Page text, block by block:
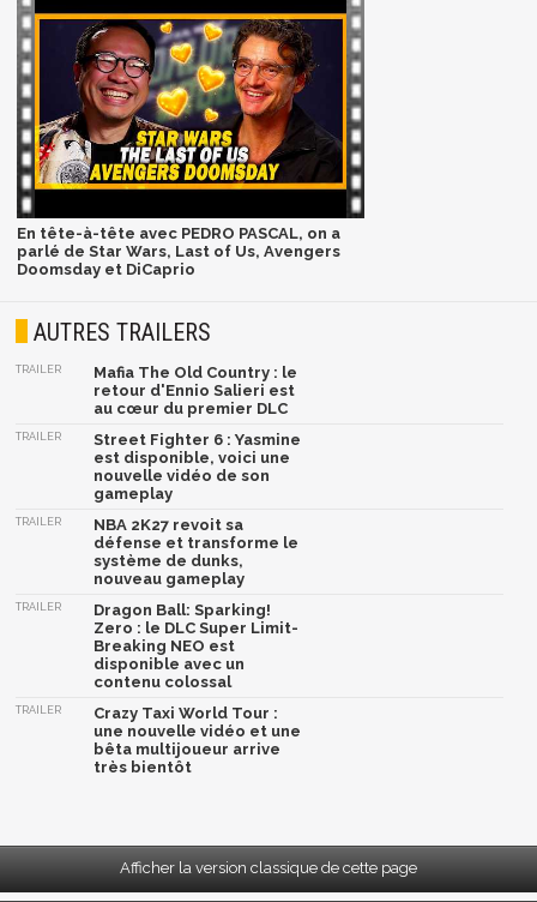
En tête-à-tête avec PEDRO PASCAL, on a
parlé de Star Wars, Last of Us, Avengers
Doomsday et DiCaprio
AUTRES TRAILERS
TRAILER
Mafia The Old Country : le
retour d'Ennio Salieri est
au cœur du premier DLC
TRAILER
Street Fighter 6 : Yasmine
est disponible, voici une
nouvelle vidéo de son
gameplay
TRAILER
NBA 2K27 revoit sa
défense et transforme le
système de dunks,
nouveau gameplay
TRAILER
Dragon Ball: Sparking!
Zero : le DLC Super Limit-
Breaking NEO est
disponible avec un
contenu colossal
TRAILER
Crazy Taxi World Tour :
une nouvelle vidéo et une
bêta multijoueur arrive
très bientôt
Afficher la version classique de cette page